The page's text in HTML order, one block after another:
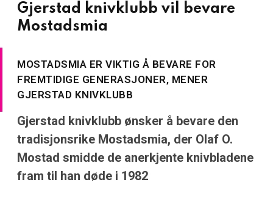
Gjerstad knivklubb vil bevare
Mostadsmia
MOSTADSMIA ER VIKTIG Å BEVARE FOR
FREMTIDIGE GENERASJONER, MENER
GJERSTAD KNIVKLUBB
Gjerstad knivklubb ønsker å bevare den
tradisjonsrike Mostadsmia, der Olaf O.
Mostad smidde de anerkjente knivbladene
fram til han døde i 1982